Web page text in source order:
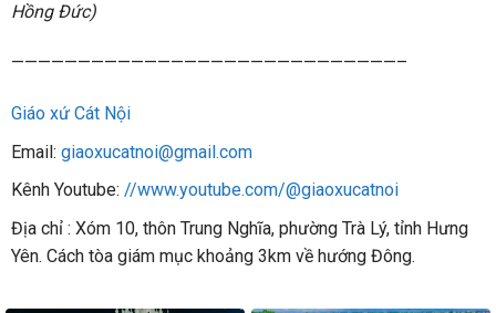
Hồng Đức)
—————————————————————————————–
Giáo xứ Cát Nội
Email: giaoxucatnoi@gmail.com
Kênh Youtube: //www.youtube.com/@giaoxucatnoi
Địa chỉ : Xóm 10, thôn Trung Nghĩa, phường Trà Lý, tỉnh Hưng
Yên. Cách tòa giám mục khoảng 3km về hướng Đông.